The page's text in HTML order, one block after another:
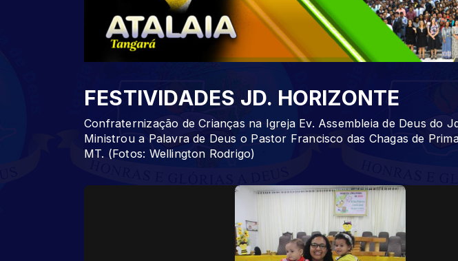
FESTIVIDADES JD. HORIZONTE
Confraternização de Crianças na Igreja Ev. Assembleia de Deus do
Ministrou a Palavra de Deus o Pastor Francisco das Chagas de
MT. (Fotos: Wellington Rodrigo)